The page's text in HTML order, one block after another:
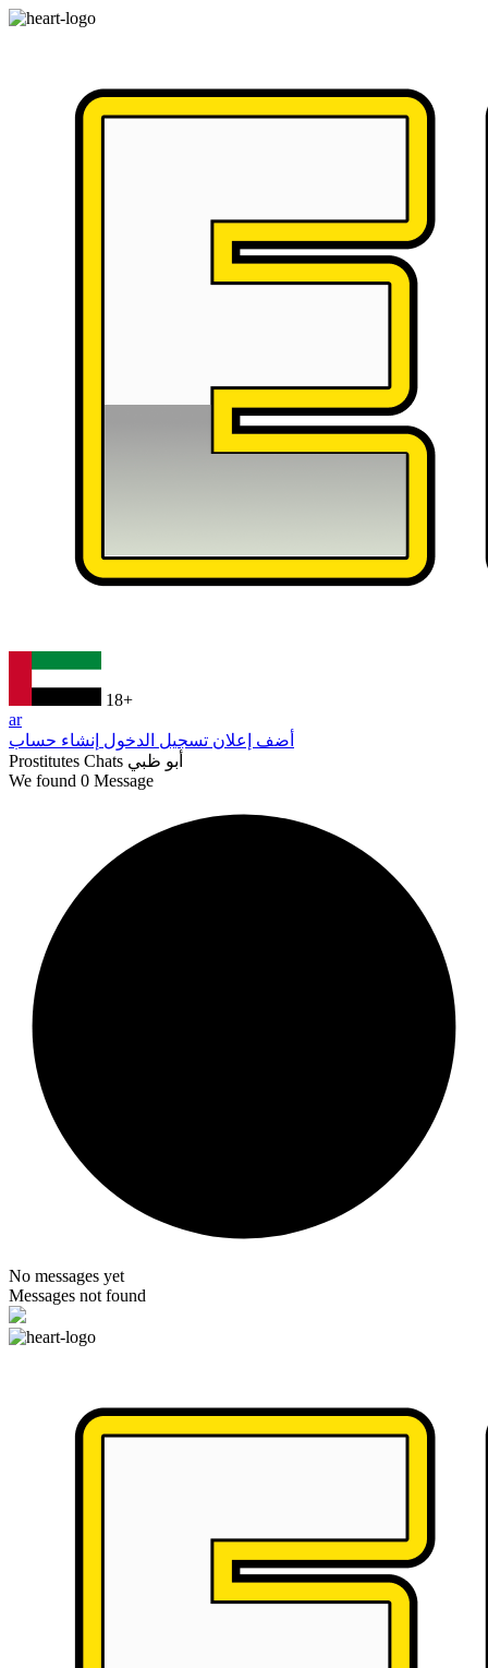
18+
ar
أضف إعلان تسجيل الدخول إنشاء حساب
Prostitutes Chats أبو ظبي
We found 0 Message
No messages yet
Messages not found